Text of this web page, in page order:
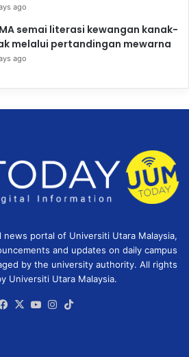
ago
semai literasi kewangan kanak-
melalui pertandingan mewarna
ago
news portal of Universiti Utara Malaysia,
and updates on daily campus
by the university authority. All rights
Universiti Utara Malaysia.
Facebook
X YouTubeInstagram